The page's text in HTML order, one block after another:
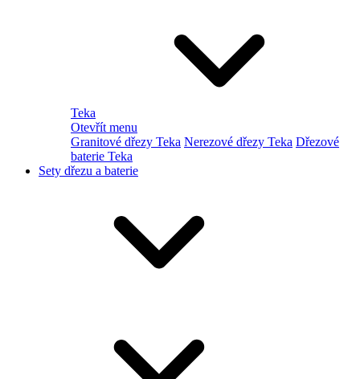
Teka
Otevřít menu
Granitové dřezy Teka Nerezové dřezy Teka Dřezové
baterie Teka
Sety dřezu a baterie